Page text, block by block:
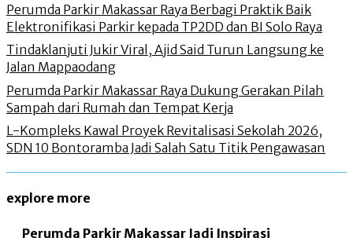
Perumda Parkir Makassar Raya Berbagi Praktik Baik
Elektronifikasi Parkir kepada TP2DD dan BI Solo Raya
Tindaklanjuti Jukir Viral, Ajid Said Turun Langsung ke
Jalan Mappaodang
Perumda Parkir Makassar Raya Dukung Gerakan Pilah
Sampah dari Rumah dan Tempat Kerja
L-Kompleks Kawal Proyek Revitalisasi Sekolah 2026,
SDN 10 Bontoramba Jadi Salah Satu Titik Pengawasan
explore more
Perumda Parkir Makassar Jadi Inspirasi